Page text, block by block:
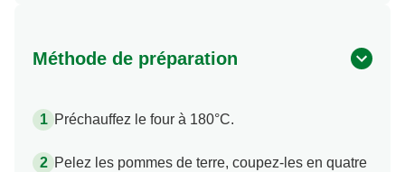
Méthode de préparation
Préchauffez le four à 180°C.
Pelez les pommes de terre, coupez-les en quatre